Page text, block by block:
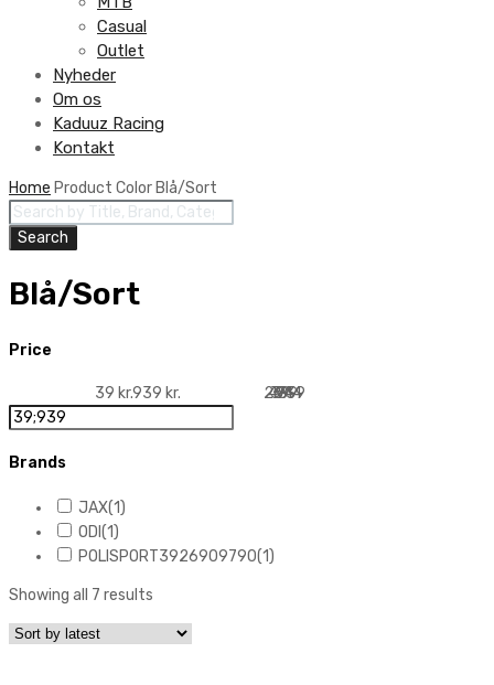
Casual
Outlet
Nyheder
Om os
Kaduuz Racing
Kontakt
Skip
to
content
Home Product Color Blå/Sort
Products
search
Search
Blå/Sort
Price
39 kr.939 kr. 39
264
489
714
939
Brands
JAX(1)
ODI (1)
POLISPORT3926909790(1)
Showing all 7 results